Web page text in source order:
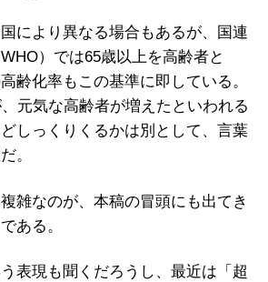
により異なる場合もあるが、国連
）では65歳以上を高齢者と
齢化率もこの基準に即している。
元気な高齢者が増えたといわれる
しっくりくるかは別として、言葉
。
雑なのが、本稿の冒頭にも出てき
ある。
う表現も聞くだろうし、最近は「超